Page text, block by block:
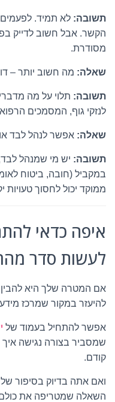
תשובה: לא תמיד.
הקשר. אבל חשוב לדייק
מסודרת.
שאלה: מה חשוב יותר –
תשובה: תלוי על מה
לנזקי גוף, המסמכים
שאלה: אפשר לנהל לבד או
תשובה: יש מי שמנהל
במקביל (חובה, ביטוח
ממוקד יכול לחסוך טעויות
איפה כדאי
לעשות סדר
אם המטרה שלך היא
להיעזר במקור שמרכז
אפשר להתחיל בעמוד של
שמסביר בצורה נגישה
קודם.
ואם אתה בדיוק בסיפור של
השאלה שמטריפה את